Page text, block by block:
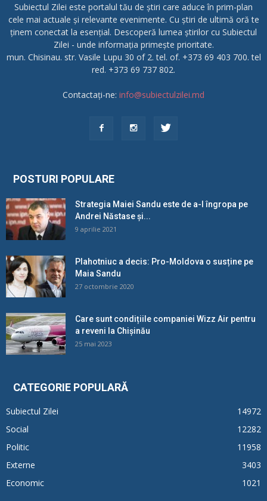
Subiectul Zilei este portalul tău de știri care aduce în prim-plan
cele mai actuale și relevante evenimente. Cu știri de ultimă oră te
ținem conectat la esențial. Descoperă lumea știrilor cu Subiectul
Zilei - unde informația primește prioritate.
mun. Chisinau. str. Vasile Lupu 30 of 2. tel. of. +373 69 403 700. tel
red. +373 69 737 802.
Contactați-ne: info@subiectulzilei.md
POSTURI POPULARE
Strategia Maiei Sandu este de a-l îngropa pe
Andrei Năstase și...
9 aprilie 2021
Plahotniuc a decis: Pro-Moldova o susține pe
Maia Sandu
27 octombrie 2020
Care sunt condițiile companiei Wizz Air pentru
a reveni la Chișinău
25 mai 2023
CATEGORIE POPULARĂ
Subiectul Zilei
14972
Social
12282
Politic
11958
Externe
3403
Economic
1021